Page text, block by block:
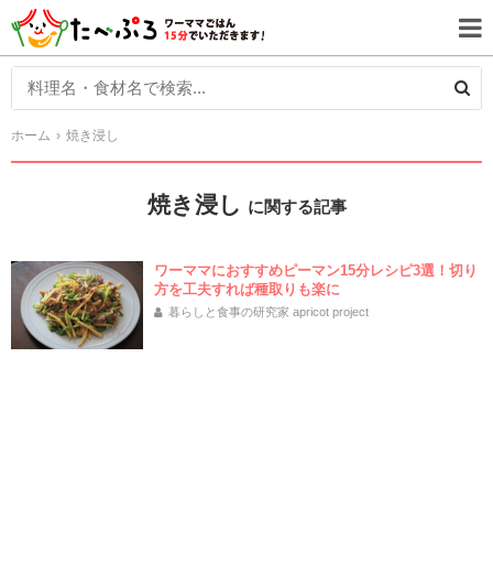
ホーム 焼き浸し
焼き浸し に関する記事
ワーママにおすすめピーマン15分レシピ3選！切り
方を工夫すれば種取りも楽に
暮らしと食事の研究家 apricot project